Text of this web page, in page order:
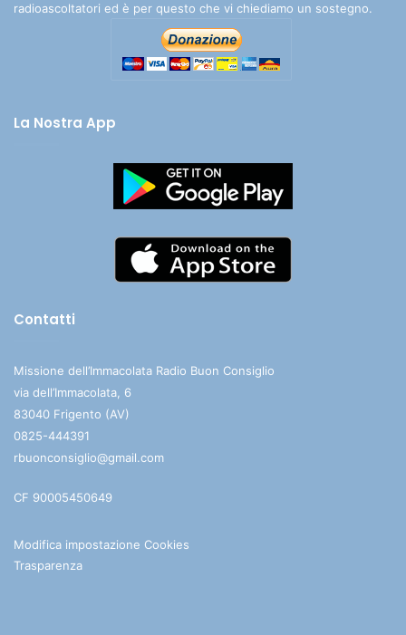
radioascoltatori ed è per questo che vi chiediamo un sostegno.
La Nostra App
Contatti
Missione dell’Immacolata Radio Buon Consiglio
via dell’Immacolata, 6
83040 Frigento (AV)
0825-444391
rbuonconsiglio@gmail.com
CF 90005450649
Modifica impostazione Cookies
Trasparenza